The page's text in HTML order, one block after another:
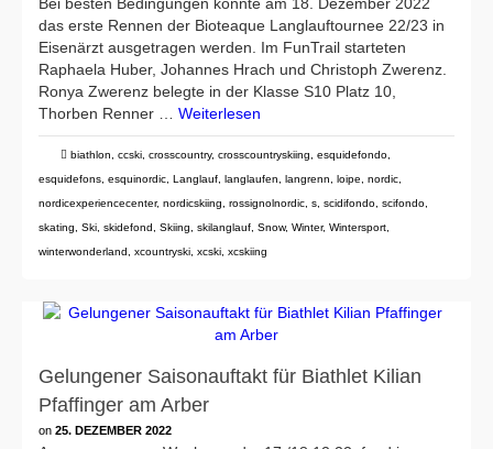
das erste Rennen der Bioteaque Langlauftournee 22/23 in
Eisenärzt ausgetragen werden. Im FunTrail starteten
Raphaela Huber, Johannes Hrach und Christoph Zwerenz.
Ronya Zwerenz belegte in der Klasse S10 Platz 10,
Thorben Renner … Weiterlesen
biathlon ccski crosscountry, crosscountryskiing esquidefondo
esquidefons esquinordic Langlauf langlaufen langrenn loipe nordic
nordicexperiencecenter, nordicskiing rossignolnordic s scidifondo scifondo
skating
Ski skidefond Skiing skilanglauf Snow, Winter, Wintersport
winterwonderland
xcountryski xcski xcskiing
Gelungener Saisonauftakt für Biathlet Kilian
Pfaffinger am Arber
on 25. DEZEMBER 2022